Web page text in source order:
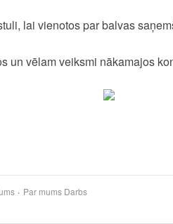
lai vienotos par balvas
un vēlam veiksmi nākamajos
Par mums Darbs